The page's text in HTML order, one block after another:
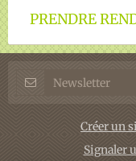
PRENDRE
Créer un
Signaler